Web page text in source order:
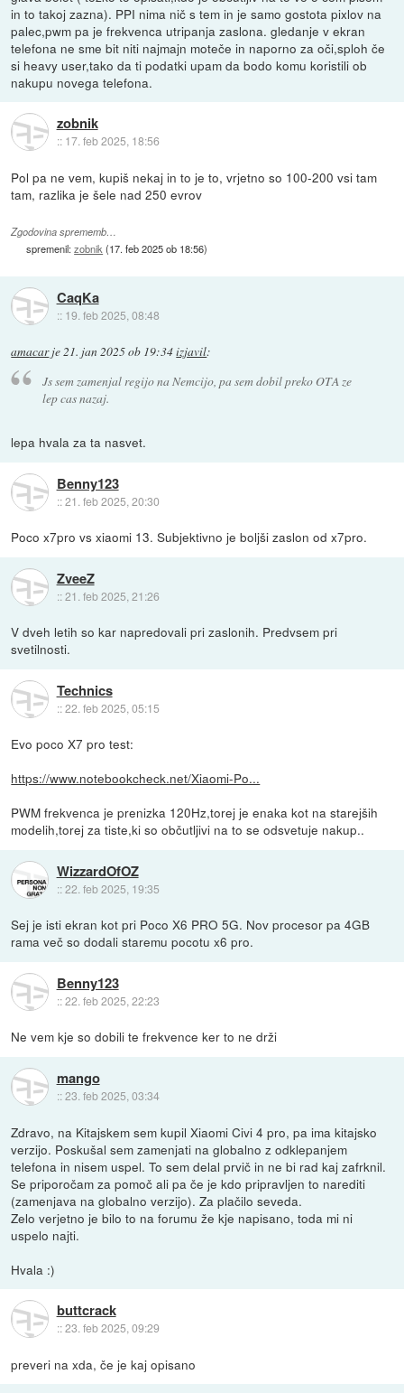
in to takoj zazna). PPI nima nič s tem in je samo gostota pixlov na
palec,pwm pa je frekvenca utripanja zaslona. gledanje v ekran
telefona ne sme bit niti najmajn moteče in naporno za oči,sploh če
si heavy user,tako da ti podatki upam da bodo komu koristili ob
nakupu novega telefona.
zobnik
:: 17. feb 2025, 18:56
Pol pa ne vem, kupiš nekaj in to je to, vrjetno so 100-200 vsi tam
tam, razlika je šele nad 250 evrov
Zgodovina sprememb…
spremenil:zobnik (17. feb 2025 ob 18:56)
CaqKa
:: 19. feb 2025, 08:48
amacarje21. jan 2025 ob 19:34izjavil:
Js sem zamenjal regijo na Nemcijo, pa sem dobil preko OTA ze
lep cas nazaj.
lepa hvala za ta nasvet.
Benny123
::21. feb 2025, 20:30
Poco x7pro vs xiaomi 13. Subjektivno je boljši zaslon od x7pro.
ZveeZ
::21. feb 2025, 21:26
V dveh letih so kar napredovali pri zaslonih. Predvsem pri
svetilnosti.
Technics
::22. feb 2025, 05:15
Evo poco X7 pro test:
https://www.notebookcheck.net/Xiaomi-Po...
PWM frekvenca je prenizka 120Hz,torej je enaka kot na starejših
modelih,torej za tiste,ki so občutljivi na to se odsvetuje nakup..
WizzardOfOZ
::22. feb 2025, 19:35
Sej je isti ekran kot pri Poco X6 PRO 5G. Nov procesor pa 4GB
rama več so dodali staremu pocotu x6 pro.
Benny123
::22. feb 2025, 22:23
Ne vem kje so dobili te frekvence ker to ne drži
mango
::23. feb 2025, 03:34
Zdravo, na Kitajskem sem kupil Xiaomi Civi 4 pro, pa ima kitajsko
verzijo. Poskušal sem zamenjati na globalno z odklepanjem
telefona in nisem uspel. To sem delal prvič in ne bi rad kaj zafrknil.
Se priporočam za pomoč ali pa če je kdo pripravljen to narediti
(zamenjava na globalno verzijo). Za plačilo seveda.
Zelo verjetno je bilo to na forumu že kje napisano, toda mi ni
uspelo najti.
Hvala :)
buttcrack
::23. feb 2025, 09:29
preveri na xda, če je kaj opisano